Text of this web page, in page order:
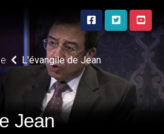
L'évangile de Jean
Jean